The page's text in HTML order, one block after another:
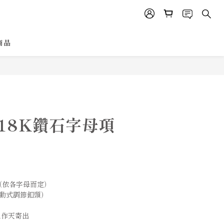
品
鑽石字母項
各字母而定）
調節釦頭）
天寄出